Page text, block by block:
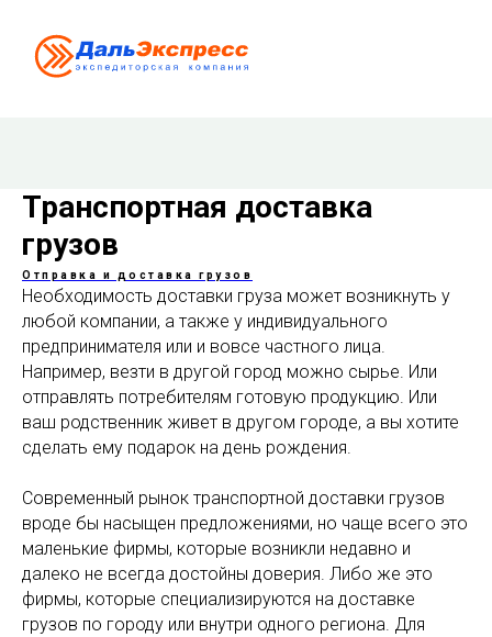
Транспортная доставка
грузов
Отправка и доставка грузов
Необходимость доставки груза может возникнуть у
любой компании, а также у индивидуального
предпринимателя или и вовсе частного лица.
Например, везти в другой город можно сырье. Или
отправлять потребителям готовую продукцию. Или
ваш родственник живет в другом городе, а вы хотите
сделать ему подарок на день рождения.
Современный рынок транспортной доставки грузов
вроде бы насыщен предложениями, но чаще всего это
маленькие фирмы, которые возникли недавно и
далеко не всегда достойны доверия. Либо же это
фирмы, которые специализируются на доставке
грузов по городу или внутри одного региона. Для